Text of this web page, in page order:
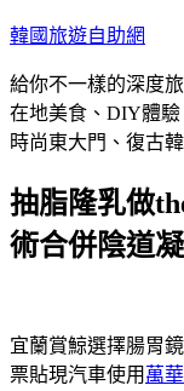
跳
主
要
內
韓國旅遊自助網
給你不一樣的深度
在地美食、DIY體驗
時尚東大門、復古
抽脂隆乳做
術合併陰道
宜蘭賞鯨選擇腸胃
票貼現汽車使用 萬